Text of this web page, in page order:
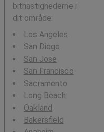
bithastighederne i
dit område:
Los Angeles
San Diego
San Jose
San Francisco
Sacramento
Long Beach
Oakland
Bakersfield